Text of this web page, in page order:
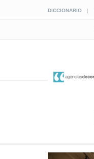
DICCIONARIO